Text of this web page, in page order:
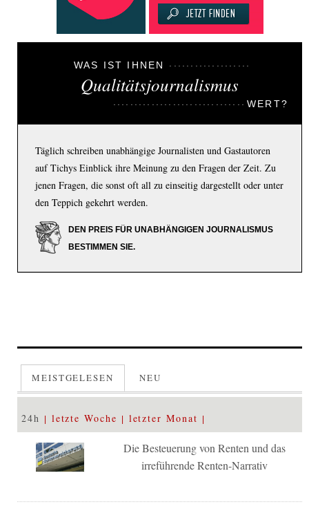
WAS IST IHNEN
Qualitätsjournalismus
WERT?
Täglich schreiben unabhängige Journalisten und Gastautoren
auf Tichys Einblick ihre Meinung zu den Fragen der Zeit. Zu
jenen Fragen, die sonst oft all zu einseitig dargestellt oder unter
den Teppich gekehrt werden.
DEN PREIS FÜR UNABHÄNGIGEN JOURNALISMUS
BESTIMMEN SIE.
MEISTGELESEN NEU
24h letzte Woche letzter Monat
Die Besteuerung von Renten und das
irreführende Renten-Narrativ